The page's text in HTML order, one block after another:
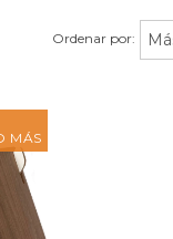
Ordenar por:
MÁS